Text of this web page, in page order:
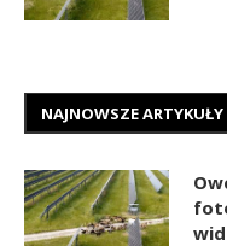
NAJNOWSZE ARTYKUŁY